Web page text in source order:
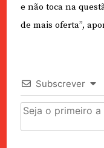
e não toca na
de mais oferta”,
Subscrever